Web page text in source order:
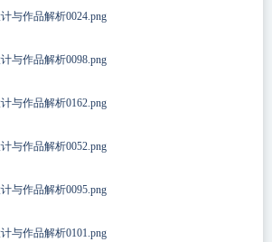
与作品解析0024.png
与作品解析0098.png
与作品解析0162.png
与作品解析0052.png
与作品解析0095.png
与作品解析0101.png